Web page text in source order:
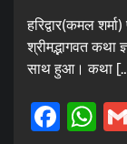
हरिद्वार(कमल
श्रीमद्भागवत कथा
साथ हुआ। कथा